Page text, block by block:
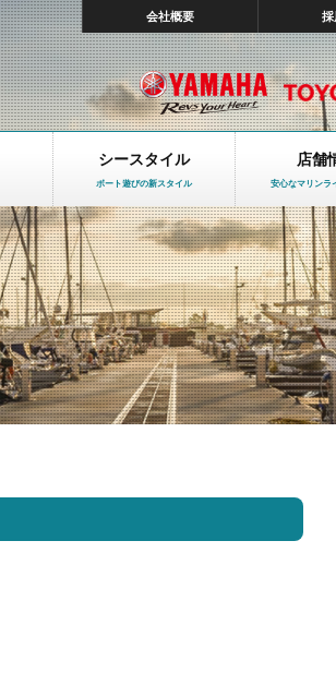
会社概要 採
シースタイル
ボート遊びの新スタイル
店舗
安心なマリンラ